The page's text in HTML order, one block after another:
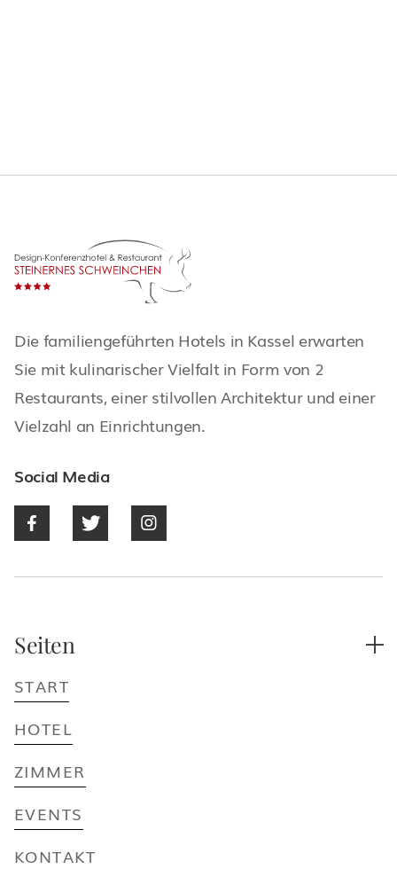
Die familiengeführten Hotels in Kassel erwarten
Sie mit kulinarischer Vielfalt in Form von 2
Restaurants, einer stilvollen Architektur und einer
Vielzahl an Einrichtungen.
Social Media
  
Seiten 
START
HOTEL
ZIMMER
EVENTS
KONTAKT